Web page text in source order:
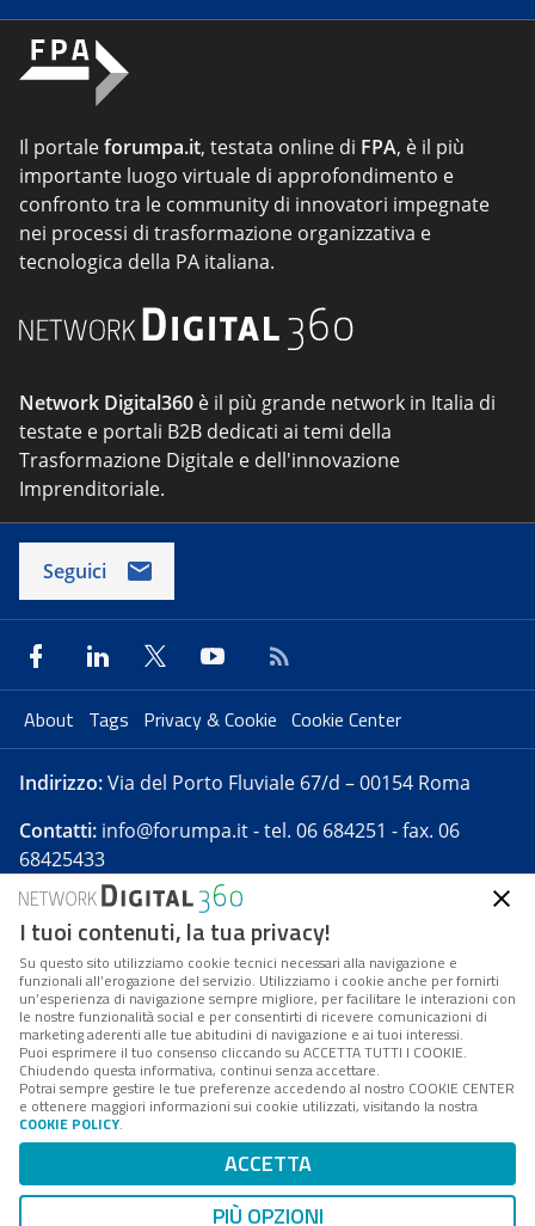
Il portaleforumpa.it, testata online di FPA, è il più
importante luogo virtuale di approfondimento e
confronto tra le community di innovatori impegnate
nei processi di trasformazione organizzativa e
tecnologica della PA italiana.
Network Digital360 è il più grande network in Italia di
testate e portali B2B dedicati ai temi della
Trasformazione Digitale e dell'innovazione
Imprenditoriale.
Seguici
About Tags Privacy & Cookie Cookie Center
Indirizzo:Via del Porto Fluviale 67/d – 00154 Roma
Contatti: info@forumpa.it- tel. 06 684251 - fax. 06
68425433
Forumpa.itè una pubblicazione telematica iscritta
presso Registro della stampa del Tribunale di Roma -
Reg. n. 182 del 2 maggio 2008 - Direttore resp. Michela
Stentella
FPA s.r.l. è società soggetta a Direzione e
Coordinamento da parte di Digital360 S.p.A. - FPA s.r.l.
è un'azienda certificata per il sistema di management
Codice Fiscale/Partita IVA n. 10693191008 - R.E.A. Roma
n. 1249791. ISP AWS
Mappa del sito
I tuoi contenuti, la tua privacy!
Su questo sito utilizziamo cookie tecnici necessari alla navigazione e
funzionali all’erogazione del servizio. Utilizziamo i cookie anche per fornirti
un’esperienza di navigazione sempre migliore, per facilitare le interazioni con
le nostre funzionalità social e per consentirti di ricevere comunicazioni di
marketing aderenti alle tue abitudini di navigazione e ai tuoi interessi.
Puoi esprimere il tuo consenso cliccando su ACCETTA TUTTI I COOKIE.
Chiudendo questa informativa, continui senza accettare.
Potrai sempre gestire le tue preferenze accedendo al nostro COOKIE CENTER
e ottenere maggiori informazioni sui cookie utilizzati, visitando la nostra
COOKIE POLICY.
ACCETTA
PIÙ OPZIONI